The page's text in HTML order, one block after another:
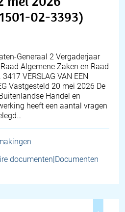
02-3393)
Generaal 2 Vergaderjaar
Algemene Zaken en Raad
VERSLAG VAN EEN
Vastgesteld 20 mei 2026 De
Handel en
heeft een aantal vragen
documenten|Documenten